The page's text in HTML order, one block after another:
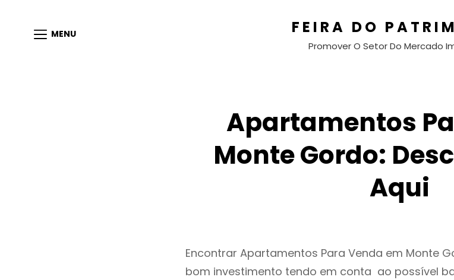
MENU FEIRA DO
Promover O Setor Do Mercado
Apartamentos
Monte Gordo:
Aqui
Encontrar Apartamentos Para Venda em Monte
bom investimento tendo em conta ao possível